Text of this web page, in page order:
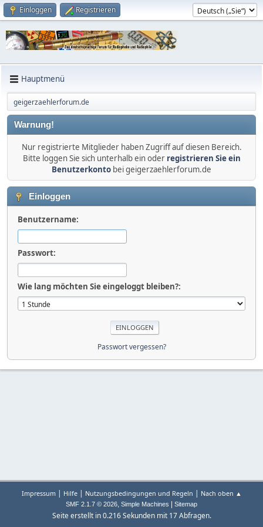
Einloggen Registrieren
Hauptmenü
geigerzaehlerforum.de
Warnung!
Nur registrierte Mitglieder haben Zugriff auf diesen Bereich.
Bitte loggen Sie sich unterhalb ein oder registrieren Sie ein
Benutzerkonto bei geigerzaehlerforum.de
Einloggen
Benutzername:
Passwort:
Wie lang möchten Sie eingeloggt bleiben?:
Passwort vergessen?
Impressum| Hilfe| Nutzungsbedingungen und Regeln | Nach oben ▲
SMF 2.1.7 © 2026, Simple Machines Sitemap
Seite erstellt in 0.216 Sekunden mit 17 Abfragen.